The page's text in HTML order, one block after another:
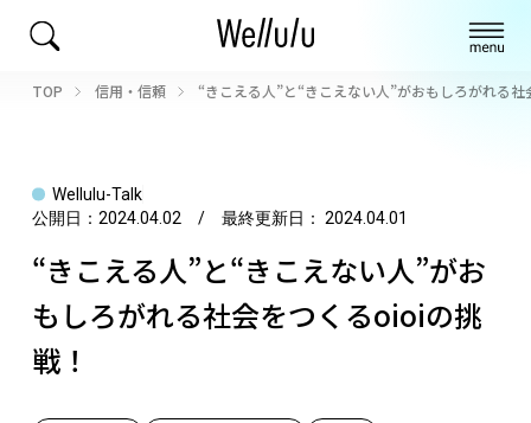
TOP 信用・信頼 “きこえる人”と“きこえない人”がおもしろがれる
Wellulu-Talk
公開日： 2024.04.02 / 最終更新日： 2024.04.01
“きこえる人”と“きこえない人”がお
もしろがれる社会をつくるoioiの挑
戦！